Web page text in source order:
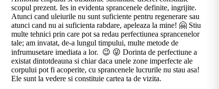
scopul prezent. Ies in evidenta sprancenele definite, ingrijite.
Atunci cand uleiurile nu sunt suficiente pentru regenerare sau
atunci cand nu ai suficienta rabdare, apeleaza la mine! 🤗 Stiu
multe tehnici prin care pot sa redau perfectiunea sprancenelor
tale; am invatat, de-a lungul timpului, multe metode de
infrumusetare imediata a lor. 😉 😜 Dorinta de perfectiune a
existat dintotdeauna si chiar daca unele zone imperfecte ale
corpului pot fi acoperite, cu sprancenele lucrurile nu stau asa!
Ele sunt la vedere si constituie cartea ta de vizita.